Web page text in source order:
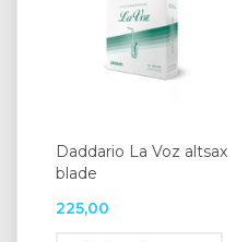
Daddario La Voz altsax
blade
225,00